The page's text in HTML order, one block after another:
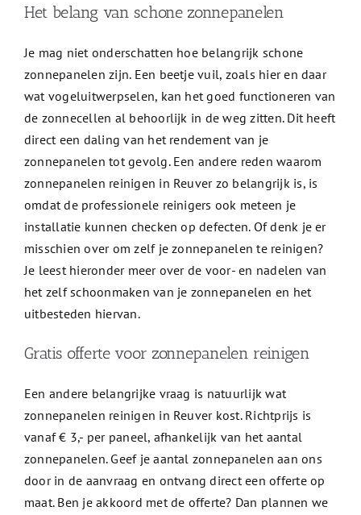
Het belang van schone zonnepanelen
Je mag niet onderschatten hoe belangrijk schone
zonnepanelen zijn. Een beetje vuil, zoals hier en daar
wat vogeluitwerpselen, kan het goed functioneren van
de zonnecellen al behoorlijk in de weg zitten. Dit heeft
direct een daling van het rendement van je
zonnepanelen tot gevolg. Een andere reden waarom
zonnepanelen reinigen in Reuver zo belangrijk is, is
omdat de professionele reinigers ook meteen je
installatie kunnen checken op defecten. Of denk je er
misschien over om zelf je zonnepanelen te reinigen?
Je leest hieronder meer over de voor- en nadelen van
het zelf schoonmaken van je zonnepanelen en het
uitbesteden hiervan.
Gratis offerte voor zonnepanelen reinigen
Een andere belangrijke vraag is natuurlijk wat
zonnepanelen reinigen in Reuver kost. Richtprijs is
vanaf € 3,- per paneel, afhankelijk van het aantal
zonnepanelen. Geef je aantal zonnepanelen aan ons
door in de aanvraag en ontvang direct een offerte op
maat. Ben je akkoord met de offerte? Dan plannen we